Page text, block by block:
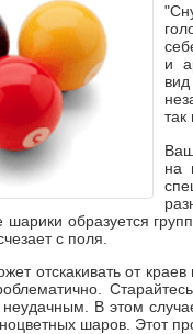
"
и
так
на
шарики образуется
с поля.
отскакивать от
неудачным. В этом
шаров. Этот